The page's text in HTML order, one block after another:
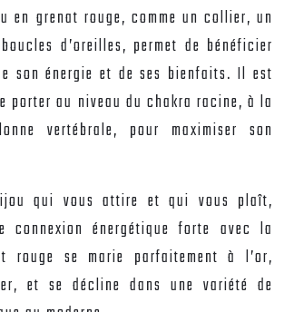
en grenat rouge, comme un collier, un
d’oreilles, permet de bénéficier
son énergie et de ses bienfaits. Il est
porter au niveau du chakra racine, à la
vertébrale, pour maximiser son
qui vous attire et qui vous plaît,
connexion énergétique forte avec la
rouge se marie parfaitement à l’or,
et se décline dans une variété de